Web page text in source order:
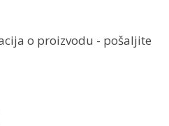
o proizvodu - pošaljite